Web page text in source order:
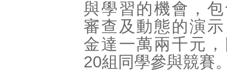
與學習的機會，
審查及動態的演
金達一萬兩千元
20組同學參與競賽